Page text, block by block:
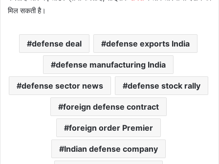
मिल सकती है।
defense deal defense exports India
defense manufacturing India
defense sector news defense stock rally
foreign defense contract
foreign order Premier
Indian defense company